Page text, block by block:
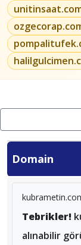
Domain
Tebrikler!
alınabilir